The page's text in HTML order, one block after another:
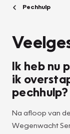
Pechhulp
Ik heb nu
ik
pechhulp?
Na afloop van
Wegenwacht